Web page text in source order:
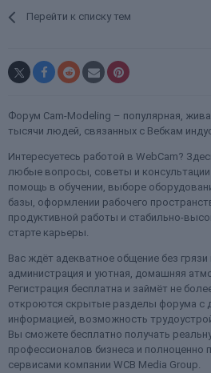
Перейти к списку тем
Форум Cam-Modeling – популярная,
тысячи людей, связанных с Вебкам
Интересуетесь работой в WebCam?
любые вопросы, советы и
помощь в обучении, выборе
базы, оформлении рабочего
продуктивной работы и стабильно-
старте карьеры.
Вас ждёт адекватное общение без
администрация и уютная, домашняя
Регистрация бесплатна и займёт не
откроются скрытые разделы форума с
информацией, возможность
Вы сможете бесплатно получать
профессионалов бизнеса и полноценно
сервисами компании WCB Media Group.